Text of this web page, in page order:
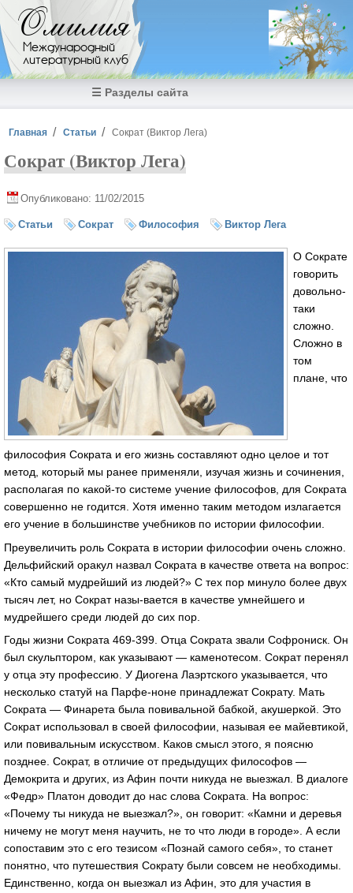
Перейти к основному содержанию
Омилия
Международный
литературный клуб
☰ Разделы сайта
Вы здесь
Главная Статьи Сократ (Виктор Лега)
Сократ (Виктор Лега)
Опубликовано: 11/02/2015
Статьи Сократ Философия Виктор Лега
О Сократе
говорить
довольно-
таки
сложно.
Сложно в
том
плане, что
философия Сократа и его жизнь составляют одно целое и тот
метод, который мы ранее применяли, изучая жизнь и сочинения,
располагая по какой-то системе учение философов, для Сократа
совершенно не годится. Хотя именно таким методом излагается
его учение в большинстве учебников по истории философии.
Преувеличить роль Сократа в истории философии очень сложно.
Дельфийский оракул назвал Сократа в качестве ответа на вопрос:
«Кто самый мудрейший из людей?» С тех пор минуло более двух
тысяч лет, но Сократ назы-вается в качестве умнейшего и
мудрейшего среди людей до сих пор.
Годы жизни Сократа 469-399. Отца Сократа звали Софрониск. Он
был скульптором, как указывают — каменотесом. Сократ перенял
у отца эту профессию. У Диогена Лаэртского указывается, что
несколько статуй на Парфе-ноне принадлежат Сократу. Мать
Сократа — Финарета была повивальной бабкой, акушеркой. Это
Сократ использовал в своей философии, называя ее майевтикой,
или повивальным искусством. Каков смысл этого, я поясню
позднее. Сократ, в отличие от предыдущих философов —
Демокрита и других, из Афин почти никуда не выезжал. В диалоге
«Федр» Платон доводит до нас слова Сократа. На вопрос:
«Почему ты никуда не выезжал?», он говорит: «Камни и деревья
ничему не могут меня научить, не то что люди в городе». А если
сопоставим это с его тезисом «Познай самого себя», то станет
понятно, что путешествия Сократу были совсем не необходимы.
Единственно, когда он выезжал из Афин, это для участия в